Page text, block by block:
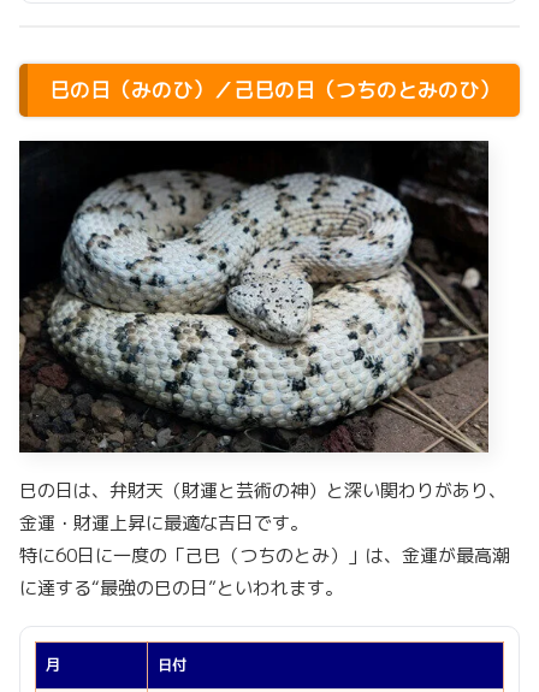
巳の日（みのひ）／己巳の日（つちのとみのひ）
巳の日は、弁財天（財運と芸術の神）と深い関わりがあり、
金運・財運上昇に最適な吉日です。
特に60日に一度の「己巳（つちのとみ）」は、金運が最高潮
に達する“最強の巳の日”といわれます。
月 日付